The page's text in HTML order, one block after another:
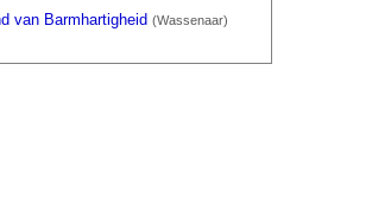
van Barmhartigheid (Wassenaar)